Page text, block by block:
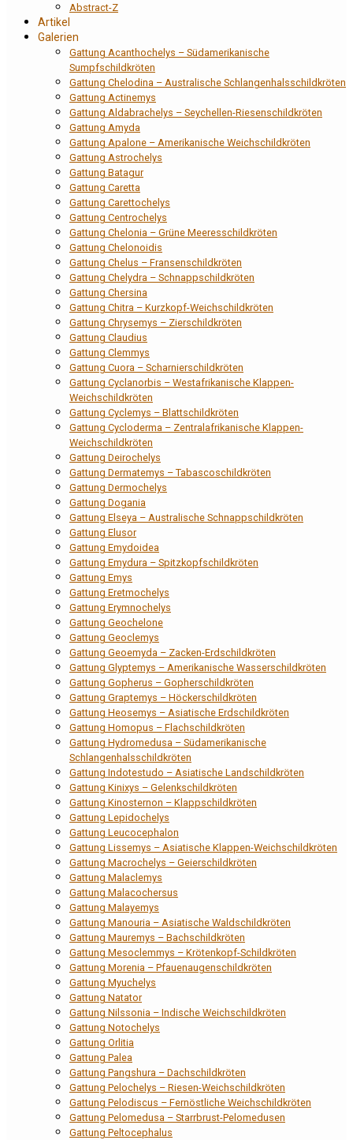
Abstract-Z
Artikel
Galerien
Gattung Acanthochelys – Südamerikanische
Sumpfschildkröten
Gattung Chelodina – Australische Schlangenhalsschildkröten
Gattung Actinemys
Gattung Aldabrachelys – Seychellen-Riesenschildkröten
Gattung Amyda
Gattung Apalone – Amerikanische Weichschildkröten
Gattung Astrochelys
Gattung Batagur
Gattung Caretta
Gattung Carettochelys
Gattung Centrochelys
Gattung Chelonia – Grüne Meeresschildkröten
Gattung Chelonoidis
Gattung Chelus – Fransenschildkröten
Gattung Chelydra – Schnappschildkröten
Gattung Chersina
Gattung Chitra – Kurzkopf-Weichschildkröten
Gattung Chrysemys – Zierschildkröten
Gattung Claudius
Gattung Clemmys
Gattung Cuora – Scharnierschildkröten
Gattung Cyclanorbis – Westafrikanische Klappen-
Weichschildkröten
Gattung Cyclemys – Blattschildkröten
Gattung Cycloderma – Zentralafrikanische Klappen-
Weichschildkröten
Gattung Deirochelys
Gattung Dermatemys – Tabascoschildkröten
Gattung Dermochelys
Gattung Dogania
Gattung Elseya – Australische Schnappschildkröten
Gattung Elusor
Gattung Emydoidea
Gattung Emydura – Spitzkopfschildkröten
Gattung Emys
Gattung Eretmochelys
Gattung Erymnochelys
Gattung Geochelone
Gattung Geoclemys
Gattung Geoemyda – Zacken-Erdschildkröten
Gattung Glyptemys – Amerikanische Wasserschildkröten
Gattung Gopherus – Gopherschildkröten
Gattung Graptemys – Höckerschildkröten
Gattung Heosemys – Asiatische Erdschildkröten
Gattung Homopus – Flachschildkröten
Gattung Hydromedusa – Südamerikanische
Schlangenhalsschildkröten
Gattung Indotestudo – Asiatische Landschildkröten
Gattung Kinixys – Gelenkschildkröten
Gattung Kinosternon – Klappschildkröten
Gattung Lepidochelys
Gattung Leucocephalon
Gattung Lissemys – Asiatische Klappen-Weichschildkröten
Gattung Macrochelys – Geierschildkröten
Gattung Malaclemys
Gattung Malacochersus
Gattung Malayemys
Gattung Manouria – Asiatische Waldschildkröten
Gattung Mauremys – Bachschildkröten
Gattung Mesoclemmys – Krötenkopf-Schildkröten
Gattung Morenia – Pfauenaugenschildkröten
Gattung Myuchelys
Gattung Natator
Gattung Nilssonia – Indische Weichschildkröten
Gattung Notochelys
Gattung Orlitia
Gattung Palea
Gattung Pangshura – Dachschildkröten
Gattung Pelochelys – Riesen-Weichschildkröten
Gattung Pelodiscus – Fernöstliche Weichschildkröten
Gattung Pelomedusa – Starrbrust-Pelomedusen
Gattung Peltocephalus